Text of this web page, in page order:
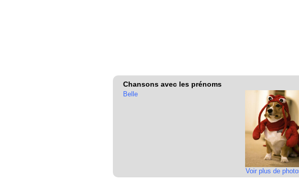
Chansons avec les prénoms
Voir plus de
Belle